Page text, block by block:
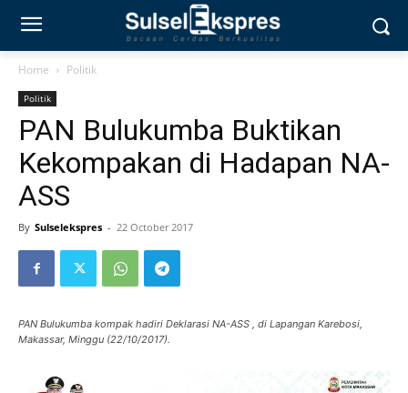
Home Politik
Politik
PAN Bulukumba Buktikan
Kekompakan di Hadapan NA-
ASS
By Sulselekspres - 22 October 2017
PAN Bulukumba kompak hadiri Deklarasi NA-ASS , di Lapangan Karebosi,
Makassar, Minggu (22/10/2017).